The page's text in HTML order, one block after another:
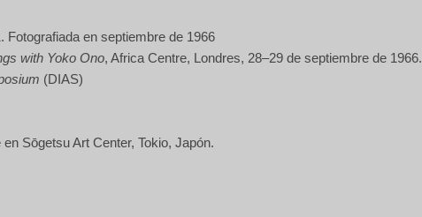
Fotografiada en septiembre de 1966
with Yoko Ono, Africa Centre, Londres, 28–29 de septiembre de 1966.
(DIAS)
Sōgetsu Art Center, Tokio, Japón.